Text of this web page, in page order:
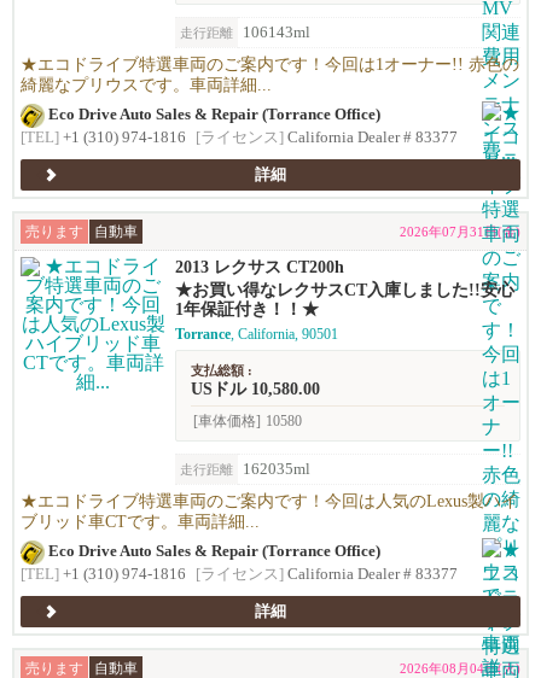
走行距離 106143ml
★エコドライブ特選車両のご案内です！今回は1オーナー!! 赤色の
綺麗なプリウスです。車両詳細...
Eco Drive Auto Sales & Repair (Torrance Office)
[TEL] +1 (310) 974-1816 [ライセンス] California Dealer # 83377
詳細
売ります 自動車 2026年07月31日(金)
2013 レクサス CT200h
★お買い得なレクサスCT入庫しました!!安心
1年保証付き！！★
Torrance, California, 90501
支払総額 :
USドル 10,580.00
[車体価格] 10580
走行距離 162035ml
★エコドライブ特選車両のご案内です！今回は人気のLexus製ハイ
ブリッド車CTです。車両詳細...
Eco Drive Auto Sales & Repair (Torrance Office)
[TEL] +1 (310) 974-1816 [ライセンス] California Dealer # 83377
詳細
売ります 自動車 2026年08月04日(火)